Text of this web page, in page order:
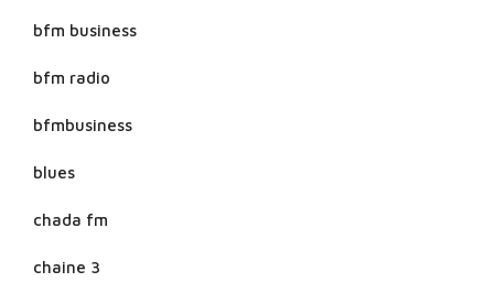
bfm business
bfm radio
bfmbusiness
blues
chada fm
chaine 3